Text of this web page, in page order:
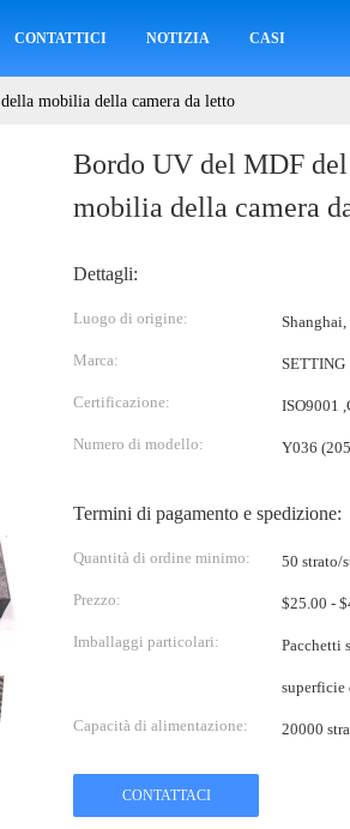
CONTATTICI NOTIZIA CASI
mobilia della camera da letto
Bordo UV del MDF
mobilia della camera
Dettagli:
Luogo di origine:
Marca: SETTING
Certificazione: ISO9001
Numero di modello: Y036
Termini di pagamento e spedizione:
Quantità di ordine minimo: 50 strato/
Prezzo:
Imballaggi particolari: Pacchetti
superficie
Capacità di alimentazione:
CONTATTACI